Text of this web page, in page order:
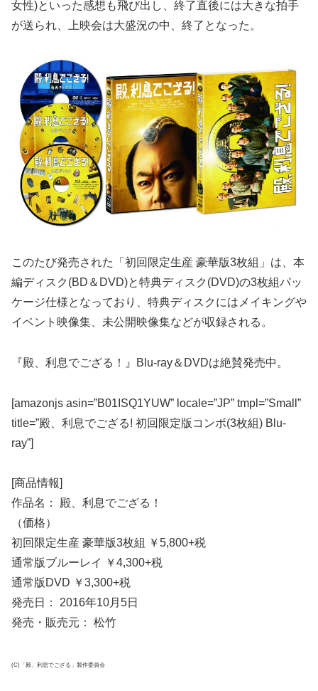
女性)といった感想も飛び出し、終了直後には大きな拍手
が送られ、上映会は大盛況の中、終了となった。
このたび発売された「初回限定生産 豪華版3枚組」は、本
編ディスク(BD＆DVD)と特典ディスク(DVD)の3枚組パッ
ケージ仕様となっており、特典ディスクにはメイキングや
イベント映像集、未公開映像集などが収録される。
『殿、利息でござる！』Blu-ray＆DVDは絶賛発売中。
[amazonjs asin=”B01ISQ1YUW” locale=”JP” tmpl=”Small”
title=”殿、利息でござる! 初回限定版コンボ(3枚組) Blu-
ray”]
[商品情報]
作品名： 殿、利息でござる！
（価格）
初回限定生産 豪華版3枚組 ￥5,800+税
通常版ブルーレイ ￥4,300+税
通常版DVD ￥3,300+税
発売日： 2016年10月5日
発売・販売元： 松竹
(C)「殿、利息でござる」製作委員会